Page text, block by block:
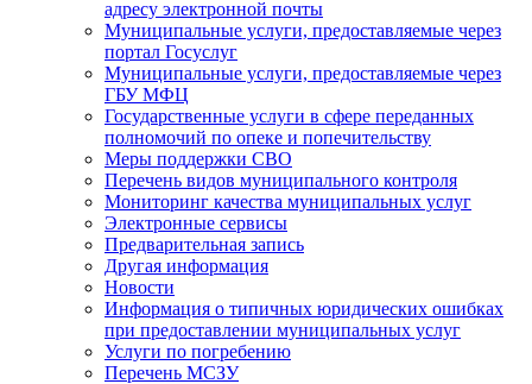
адресу электронной почты
Муниципальные услуги, предоставляемые через
портал Госуслуг
Муниципальные услуги, предоставляемые через
ГБУ МФЦ
Государственные услуги в сфере переданных
полномочий по опеке и попечительству
Меры поддержки СВО
Перечень видов муниципального контроля
Мониторинг качества муниципальных услуг
Электронные сервисы
Предварительная запись
Другая информация
Новости
Информация о типичных юридических ошибках
при предоставлении муниципальных услуг
Услуги по погребению
Перечень МСЗУ